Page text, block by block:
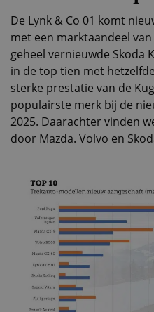
De Lynk & Co 01 komt
met een marktaandeel
geheel vernieuwde Skoda
in de top tien met
sterke prestatie van de
populairste merk bij de
2025. Daarachter vinden
door Mazda. Volvo en